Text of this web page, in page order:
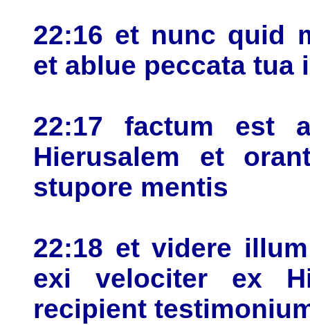
22:16 et nunc quid
et ablue peccata
22:17 factum est
Hierusalem et
stupore mentis
22:18 et videre
exi velociter ex
recipient